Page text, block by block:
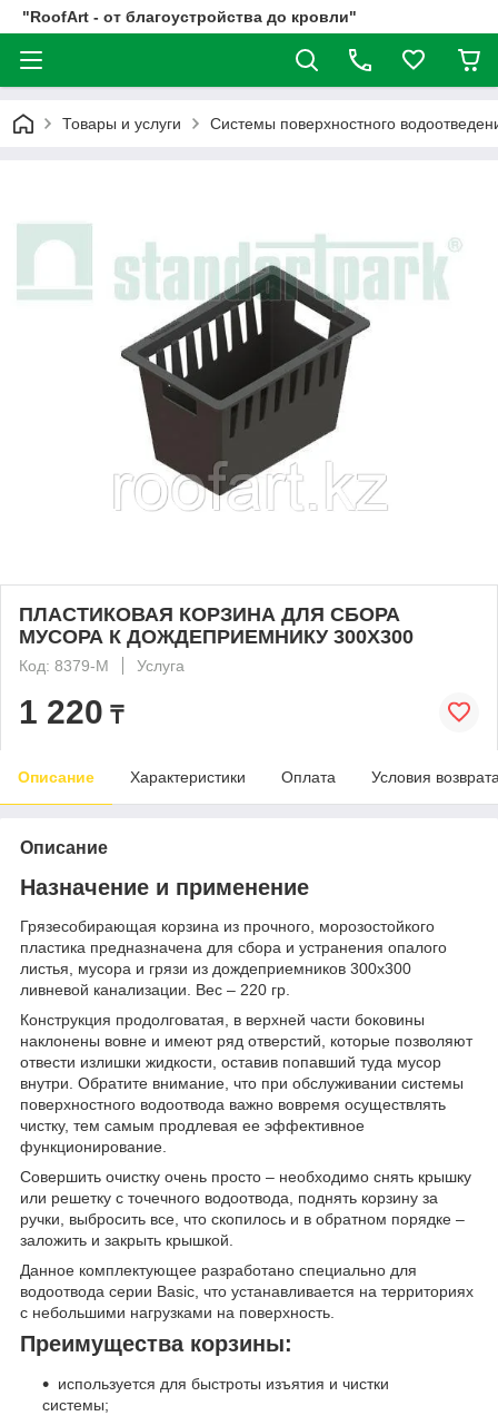
"RoofArt - от благоустройства до кровли"
Товары и услуги Системы поверхностного
ПЛАСТИКОВАЯ КОРЗИНА ДЛЯ СБОРА
МУСОРА К ДОЖДЕПРИЕМНИКУ 300Х300
Код: 8379-М Услуга
1 220 ₸
Описание Характеристики Оплата Условия
Описание
Назначение и применение
Грязесобирающая корзина из прочного, морозостойкого
пластика предназначена для сбора и устранения опалого
листья, мусора и грязи из дождеприемников 300х300
ливневой канализации. Вес – 220 гр.
Конструкция продолговатая, в верхней части боковины
наклонены вовне и имеют ряд отверстий, которые позволяют
отвести излишки жидкости, оставив попавший туда мусор
внутри. Обратите внимание, что при обслуживании системы
поверхностного водоотвода важно вовремя осуществлять
чистку, тем самым продлевая ее эффективное
функционирование.
Совершить очистку очень просто – необходимо снять крышку
или решетку с точечного водоотвода, поднять корзину за
ручки, выбросить все, что скопилось и в обратном порядке –
заложить и закрыть крышкой.
Данное комплектующее разработано специально для
водоотвода серии Basic, что устанавливается на территориях
с небольшими нагрузками на поверхность.
Преимущества корзины:
используется для быстроты изъятия и чистки
системы;